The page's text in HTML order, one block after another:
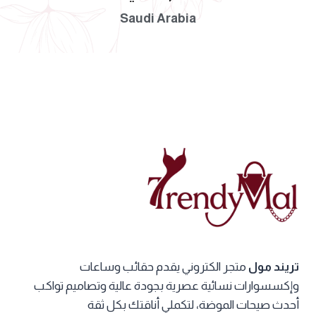
Saudi Arabia
تريند مول متجر الكتروني يقدم حقائب وساعات
وإكسسوارات نسائية عصرية بجودة عالية وتصاميم تواكب
أحدث صيحات الموضة، لتكملي أناقتك بكل ثقة